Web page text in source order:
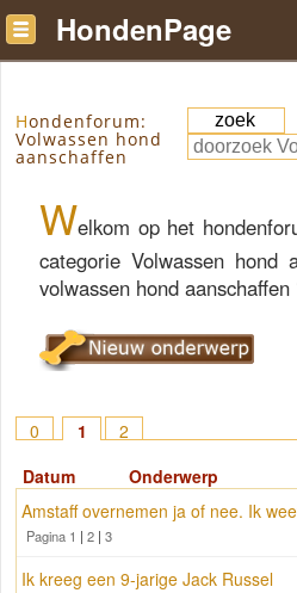
HondenPage
Hondenforum:
Volwassen hond
aanschaffen
Welkom op het
categorie Volwassen hond
volwassen hond
0 1
2
Datum Onderwerp
Amstaff overnemen ja of nee. Ik
Pagina 1 | 2 | 3
Ik kreeg een 9-jarige Jack Russel